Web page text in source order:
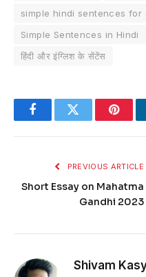
simple hindi sentences for
Simple Sentences in Hindi
हिंदी और इंग्लिश के सेंटेंस
FacebookTwitter
PREVIOUS ARTICLE
Short Essay on Mahatma
Gandhi 2023
Shivam